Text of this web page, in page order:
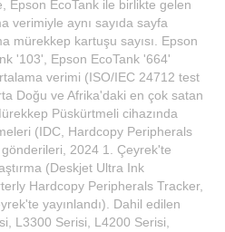
Epson EcoTank ile birlikte gelen
verimiyle aynı sayıda sayfa
mürekkep kartuşu sayısı. Epson
'103', Epson EcoTank '664'
verimi (ISO/IEC 24712 test
Doğu ve Afrika'daki en çok satan
Püskürtmeli cihazında
(IDC, Hardcopy Peripherals
2024 1. Çeyrek'te
(Deskjet Ultra Ink
Hardcopy Peripherals Tracker,
yayınlandı). Dahil edilen
L3300 Serisi, L4200 Serisi,